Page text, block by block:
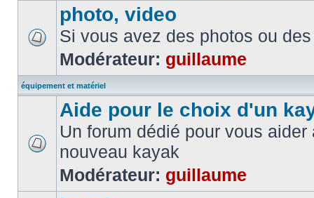
photo, video
Si vous avez des photos ou
Modérateur: guillaume
équipement et matériel
Aide pour le choix d'un
Un forum dédié pour vous
nouveau kayak
Modérateur: guillaume